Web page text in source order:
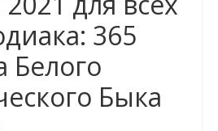
365
Белого
Быка